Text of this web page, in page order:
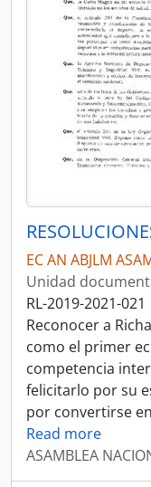
EC AN ABJLM
Unidad
RL-2019-2021-021
Reconocer a
como el primer
competencia
felicitarlo por su
por convertirse
Read more
ASAMBLEA